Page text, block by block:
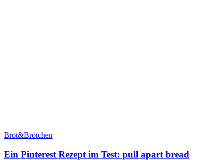
Brot&Brötchen
Ein Pinterest Rezept im Test: pull apart bread